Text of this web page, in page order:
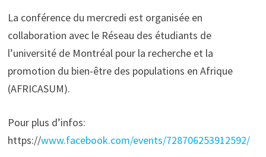
La conférence du mercredi est organisée en
collaboration avec le Réseau des étudiants de
l’université de Montréal pour la recherche et la
promotion du bien-être des populations en Afrique
(AFRICASUM).
Pour plus d’infos:
https://www.facebook.com/events/728706253912592/